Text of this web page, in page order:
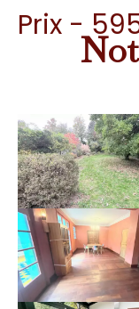
Prix -